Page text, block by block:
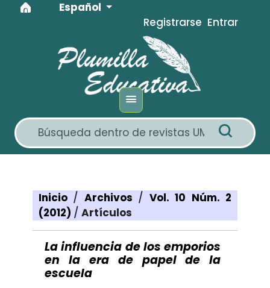
Ir al menú de navegación principal
Ir al contenido principal
Ir al pie de página del sitio
Idioma
Español
Registrarse Entrar
Inicio / Archivos / Vol. 10 Núm. 2
(2012) / Artículos
La influencia de los emporios
en la era de papel de la
escuela